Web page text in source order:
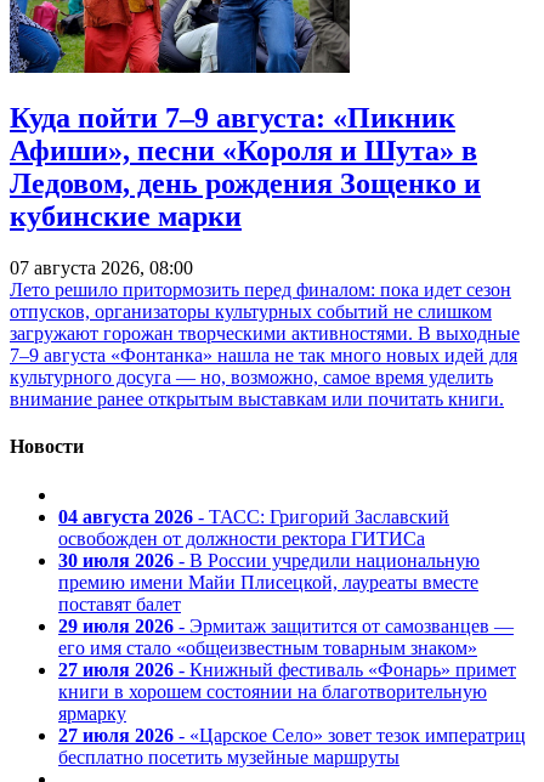
Куда пойти 7–9 августа: «Пикник
Афиши», песни «Короля и Шута» в
Ледовом, день рождения Зощенко и
кубинские марки
07 августа 2026, 08:00
Лето решило притормозить перед финалом: пока идет сезон
отпусков, организаторы культурных событий не слишком
загружают горожан творческими активностями. В выходные
7–9 августа «Фонтанка» нашла не так много новых идей для
культурного досуга — но, возможно, самое время уделить
внимание ранее открытым выставкам или почитать книги.
Новости
04 августа 2026 - ТАСС: Григорий Заславский
освобожден от должности ректора ГИТИСа
30 июля 2026 - В России учредили национальную
премию имени Майи Плисецкой, лауреаты вместе
поставят балет
29 июля 2026 - Эрмитаж защитится от самозванцев —
его имя стало «общеизвестным товарным знаком»
27 июля 2026 - Книжный фестиваль «Фонарь» примет
книги в хорошем состоянии на благотворительную
ярмарку
27 июля 2026 - «Царское Село» зовет тезок императриц
бесплатно посетить музейные маршруты